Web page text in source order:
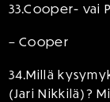
33.Cooper- vai
– Cooper
34.Millä
(Jari Nikkilä)?